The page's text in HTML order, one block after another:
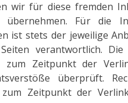
wir für diese fremden
übernehmen. Für die
ist stets der jeweilige
verantwortlich. Die
zum Zeitpunkt der
überprüft.
Zeitpunkt der